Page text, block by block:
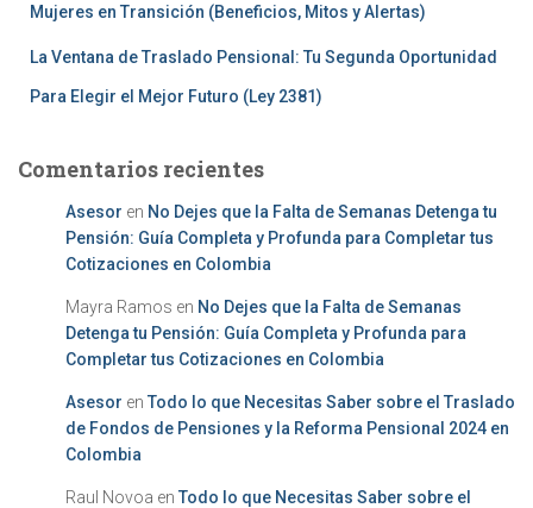
Mujeres en Transición (Beneficios, Mitos y Alertas)
La Ventana de Traslado Pensional: Tu Segunda Oportunidad
Para Elegir el Mejor Futuro (Ley 2381)
Comentarios recientes
Asesor en No Dejes que la Falta de Semanas Detenga tu
Pensión: Guía Completa y Profunda para Completar tus
Cotizaciones en Colombia
Mayra Ramos en No Dejes que la Falta de Semanas
Detenga tu Pensión: Guía Completa y Profunda para
Completar tus Cotizaciones en Colombia
Asesor en Todo lo que Necesitas Saber sobre el Traslado
de Fondos de Pensiones y la Reforma Pensional 2024 en
Colombia
Raul Novoa en Todo lo que Necesitas Saber sobre el